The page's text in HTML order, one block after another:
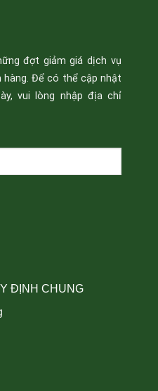
đợt giảm giá dịch vụ
hàng. Để có thể cập nhật
vui lòng nhập địa chỉ
ĐỊNH CHUNG